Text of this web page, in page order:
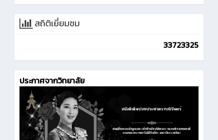
สถิติเยี่ยมชม
33723325
ประกาศจากวิทยาลัย